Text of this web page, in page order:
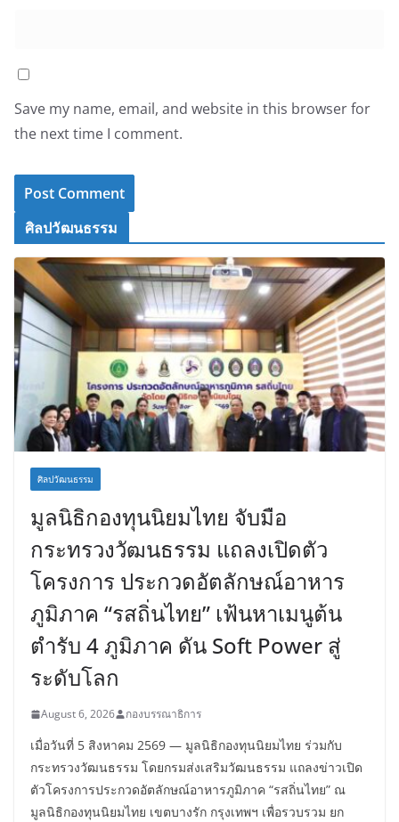
Save my name, email, and website in this browser for
the next time I comment.
ศิลปวัฒนธรรม
ศิลปวัฒนธรรม
มูลนิธิกองทุนนิยมไทย จับมือ
กระทรวงวัฒนธรรม แถลงเปิดตัว
โครงการ ประกวดอัตลักษณ์อาหาร
ภูมิภาค “รสถิ่นไทย” เฟ้นหาเมนูต้น
ตำรับ 4 ภูมิภาค ดัน Soft Power สู่
ระดับโลก
August 6, 2026 กองบรรณาธิการ
เมื่อวันที่ 5 สิงหาคม 2569 — มูลนิธิกองทุนนิยมไทย ร่วมกับ
กระทรวงวัฒนธรรม โดยกรมส่งเสริมวัฒนธรรม แถลงข่าวเปิด
ตัวโครงการประกวดอัตลักษณ์อาหารภูมิภาค “รสถิ่นไทย” ณ
มูลนิธิกองทุนนิยมไทย เขตบางรัก กรุงเทพฯ เพื่อรวบรวม ยก